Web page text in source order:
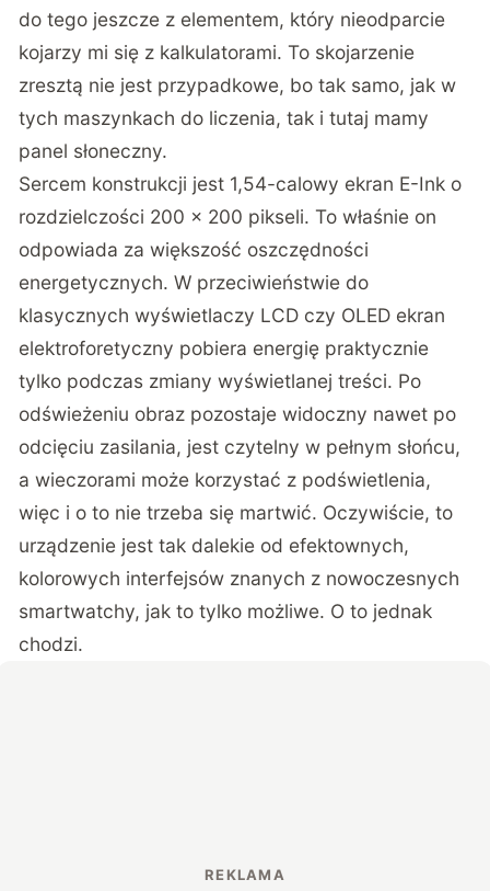
do tego jeszcze z elementem, który nieodparcie
kojarzy mi się z kalkulatorami. To skojarzenie
zresztą nie jest przypadkowe, bo tak samo, jak w
tych maszynkach do liczenia, tak i tutaj mamy
panel słoneczny.
Sercem konstrukcji jest 1,54-calowy ekran E-Ink o
rozdzielczości 200 × 200 pikseli. To właśnie on
odpowiada za większość oszczędności
energetycznych. W przeciwieństwie do
klasycznych wyświetlaczy LCD czy OLED ekran
elektroforetyczny pobiera energię praktycznie
tylko podczas zmiany wyświetlanej treści. Po
odświeżeniu obraz pozostaje widoczny nawet po
odcięciu zasilania, jest czytelny w pełnym słońcu,
a wieczorami może korzystać z podświetlenia,
więc i o to nie trzeba się martwić. Oczywiście, to
urządzenie jest tak dalekie od efektownych,
kolorowych interfejsów znanych z nowoczesnych
smartwatchy, jak to tylko możliwe. O to jednak
chodzi.